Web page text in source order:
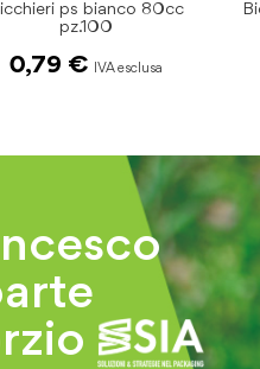
ps bianco 80cc
pz.100
0,79 €